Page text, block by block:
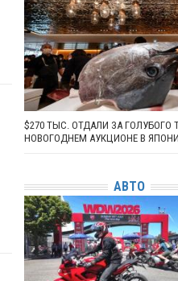
$270 ТЫС. ОТДАЛИ ЗА ГОЛУБОГО
НОВОГОДНЕМ АУКЦИОНЕ В
АВТО